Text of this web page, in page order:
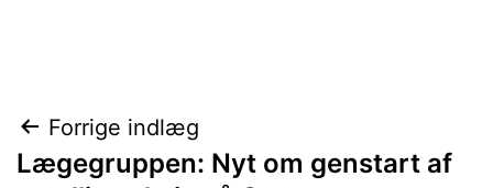
Indlægsnavigation
Forrige indlæg
Lægegruppen: Nyt om genstart af